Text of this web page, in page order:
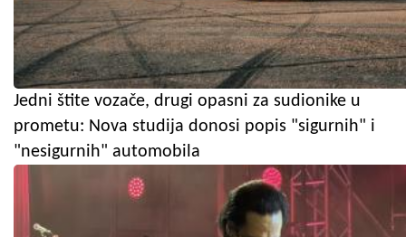
Jedni štite vozače, drugi opasni za sudionike u
prometu: Nova studija donosi popis "sigurnih" i
"nesigurnih" automobila